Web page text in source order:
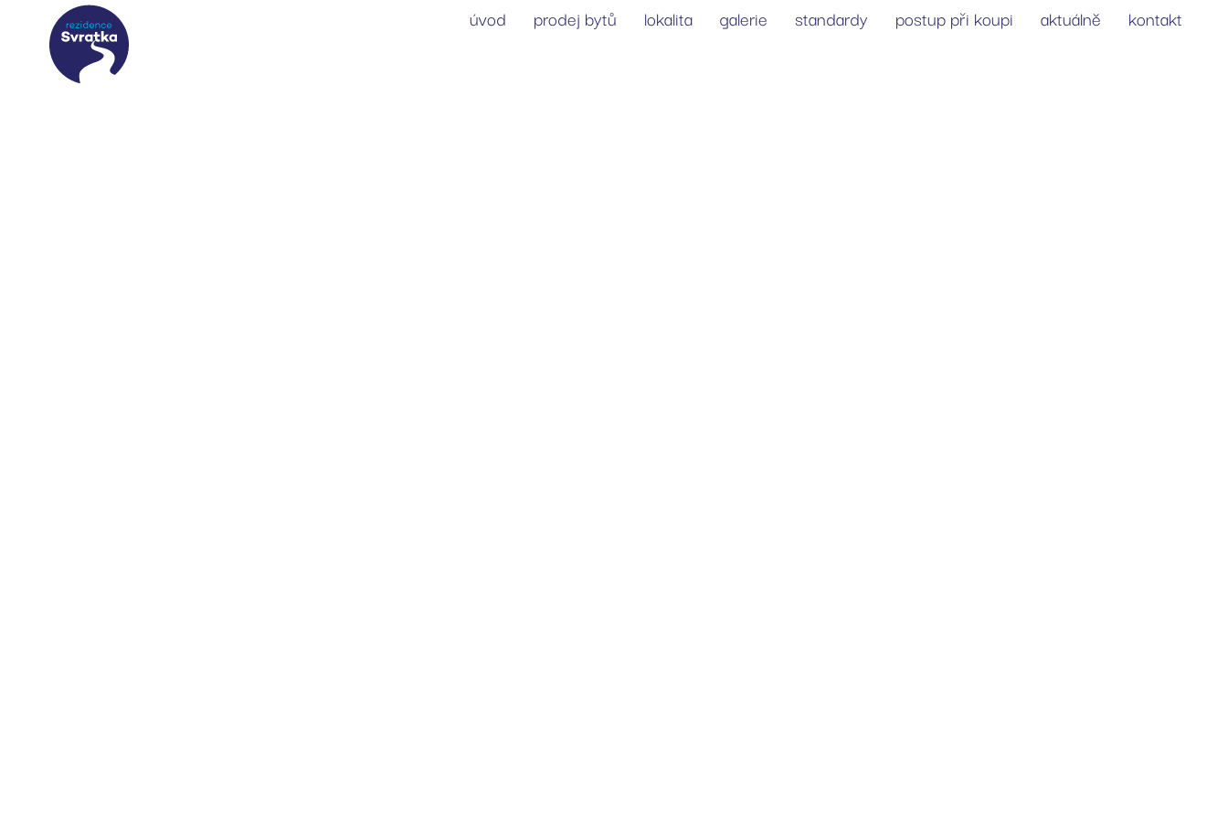
úvod prodej bytů lokalita galerie standardy postup při koupi aktuálně kontakt